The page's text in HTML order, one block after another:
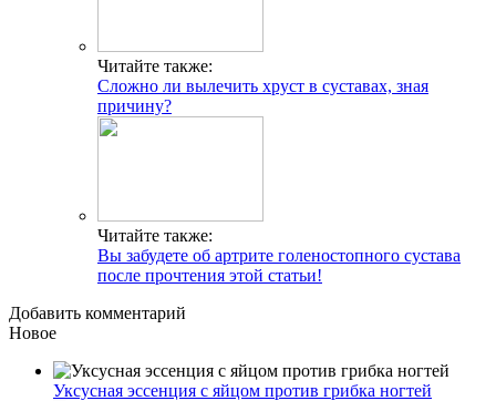
Читайте также:
Сложно ли вылечить хруст в суставах, зная
причину?
Читайте также:
Вы забудете об артрите голеностопного сустава
после прочтения этой статьи!
Добавить комментарий
Новое
Уксусная эссенция с яйцом против грибка ногтей